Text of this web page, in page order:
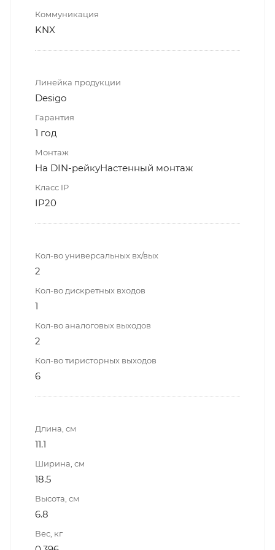
Коммуникация
KNX
Линейка продукции
Desigo
Гарантия
1 год
Монтаж
На DIN-рейкуНастенный монтаж
Класс IP
IP20
Кол-во универсальных вх/вых
2
Кол-во дискретных входов
1
Кол-во аналоговых выходов
2
Кол-во тиристорных выходов
6
Длина, см
11.1
Ширина, см
18.5
Высота, см
6.8
Вес, кг